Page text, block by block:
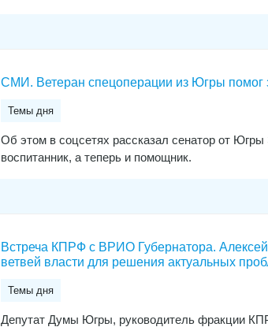
СМИ. Ветеран спецоперации из Югры помог
Темы дня
Об этом в соцсетях рассказал сенатор от
воспитанник, а теперь и помощник.
Встреча КПРФ с ВРИО Губернатора.
ветвей власти для решения актуальных
Темы дня
Депутат Думы Югры, руководитель фракции